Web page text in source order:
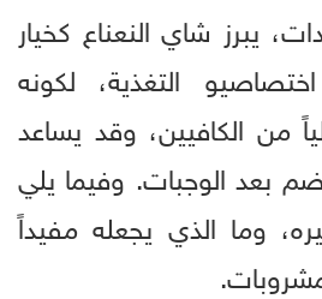
يبرز شاي النعناع كخيار
التغذية، لكونه
من الكافيين، وقد يساعد
بعد الوجبات. وفيما يلي
وما الذي يجعله مفيداً